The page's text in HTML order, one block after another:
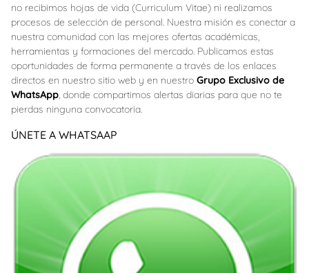
no recibimos hojas de vida (Curriculum Vitae) ni realizamos
procesos de selección de personal. Nuestra misión es conectar a
nuestra comunidad con las mejores ofertas académicas,
herramientas y formaciones del mercado. Publicamos estas
oportunidades de forma permanente a través de los enlaces
directos en nuestro sitio web y en nuestro Grupo Exclusivo de
WhatsApp, donde compartimos alertas diarias para que no te
pierdas ninguna convocatoria.
ÚNETE A WHATSAAP